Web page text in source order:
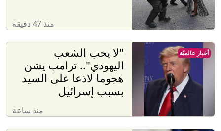
منذ 47 دقيقة
"لا يحب الشعب
اليهودي".. ترامب يشن
هجوما لاذعا على السيد
بسبب إسرائيل
منذ ساعة
أخبار عالميّة